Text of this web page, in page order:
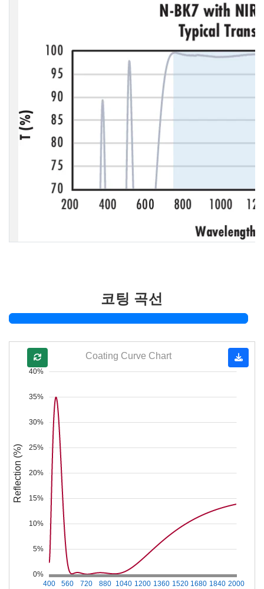
코팅 곡선
400 560 720 880 1040 1200 1360 1520 1680 1840 2000
0%
5%
10%
15%
20%
25%
30%
35%
40%
Reflection (%)
Coating Curve Chart